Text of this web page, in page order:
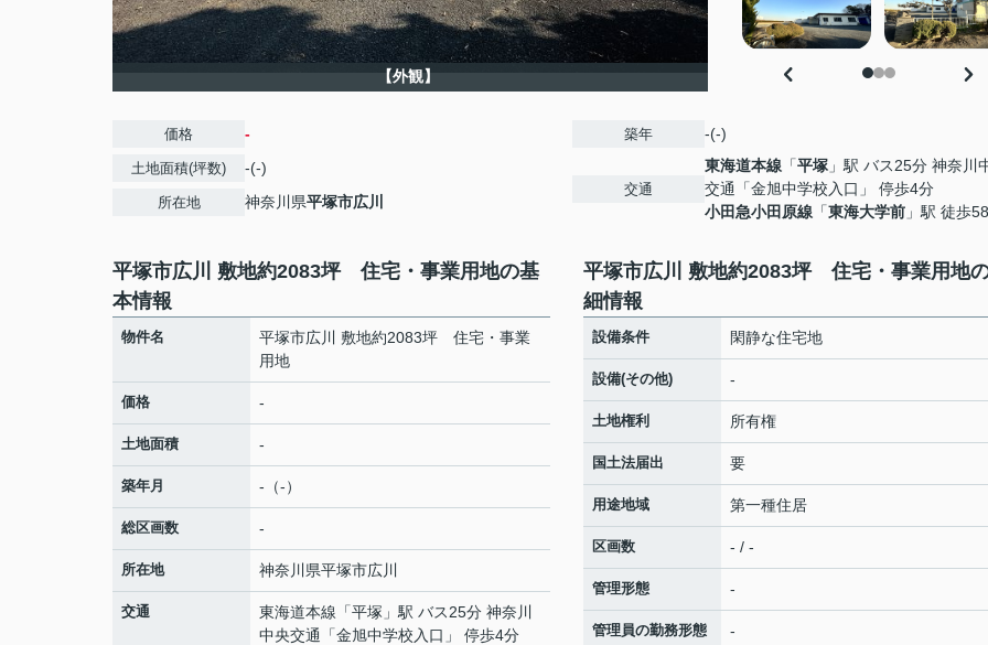
【外観】
価格 -
土地面積(坪数) -(-)
所在地 神奈川県平塚市広川
築年 -(-)
交通
東海道本線 「平塚 」駅 バス25分 神奈川
交通「金旭中学校入口」 停歩4分
小田急小田原線 「東海大学前 」駅 徒歩
平塚市広川 敷地約2083坪 住宅・事業用地の基
本情報
物件名
平塚市広川 敷地約2083坪 住宅・事業
用地
価格 -
土地面積 -
築年月 -（-）
総区画数 -
所在地 神奈川県平塚市広川
交通 東海道本線 「平塚 」駅 バス25分 神奈川
中央交通「金旭中学校入口」 停歩4分
平塚市広川 敷地約2083坪 住宅・事業用地
細情報
設備条件 閑静な住宅地
設備(その他) -
土地権利 所有権
国土法届出 要
用途地域 第一種住居
区画数 - / -
管理形態 -
管理員の勤務形態 -